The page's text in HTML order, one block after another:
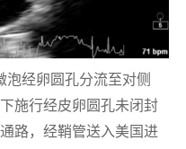
泡经卵圆孔分流至对侧
施行经皮卵圆孔未闭封
路，经鞘管送入美国进